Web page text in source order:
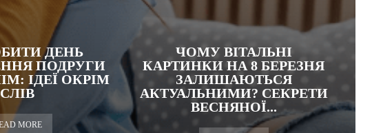
ДЕНЬ
ПОДРУГИ
ІДЕЇ ОКРІМ
СЛІВ
MORE
ЧОМУ ВІТАЛЬНІ
КАРТИНКИ НА 8 БЕРЕЗНЯ
ЗАЛИШАЮТЬСЯ
АКТУАЛЬНИМИ? СЕКРЕТИ
ВЕСНЯНОЇ...